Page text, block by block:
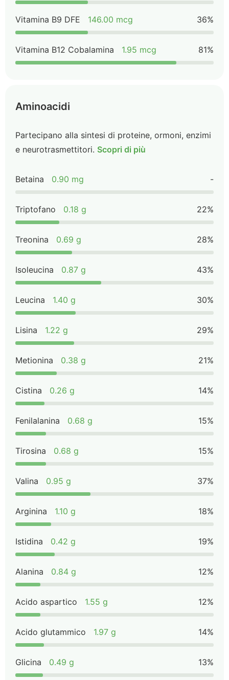
Vitamina B9 DFE 146.00 mcg 36%
Vitamina B12 Cobalamina 1.95 mcg 81%
Aminoacidi
Partecipano alla sintesi di proteine, ormoni, enzimi
e neurotrasmettitori. Scopri di più
Betaina 0.90 mg -
Triptofano 0.18 g 22%
Treonina 0.69 g 28%
Isoleucina 0.87 g 43%
Leucina 1.40 g 30%
Lisina 1.22 g 29%
Metionina 0.38 g 21%
Cistina 0.26 g 14%
Fenilalanina 0.68 g 15%
Tirosina 0.68 g 15%
Valina 0.95 g 37%
Arginina 1.10 g 18%
Istidina 0.42 g 19%
Alanina 0.84 g 12%
Acido aspartico 1.55 g 12%
Acido glutammico 1.97 g 14%
Glicina 0.49 g 13%